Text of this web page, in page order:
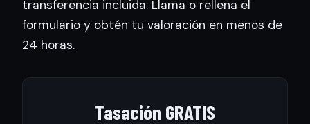
transferencia incluida. Llama o rellena el
formulario y obtén tu valoración en menos de
24 horas.
Tasación GRATIS